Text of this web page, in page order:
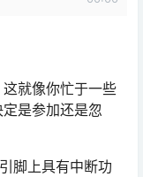
就像你忙于一些
是参加还是忽
脚上具有中断功